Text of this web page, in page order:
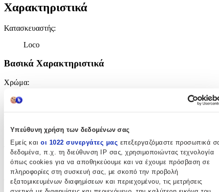
Υπεύθυνη χρήση των δεδομένων σας
Εμείς και οι 1022 συνεργάτες μας επεξεργαζόμαστε προσωπικά
δεδομένα, π.χ. τη διεύθυνση IP σας, χρησιμοποιώντας τεχνολογία
όπως cookies για να αποθηκεύουμε και να έχουμε πρόσβαση σε
πληροφορίες στη συσκευή σας, με σκοπό την προβολή
εξατομικευμένων διαφημίσεων και περιεχομένου, τις μετρήσεις
Χαρακτηριστικά
Κατασκευαστής:
Loco
Βασικά Χαρακτηριστικά
Χρώμα:
Unisex
Τύπος
Πλάτης
Τάξη: